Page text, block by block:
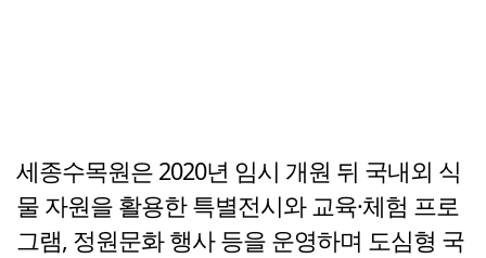
세종수목원은 2020년 임시 개원 뒤 국내외 식
물 자원을 활용한 특별전시와 교육·체험 프로
그램, 정원문화 행사 등을 운영하며 도심형 국